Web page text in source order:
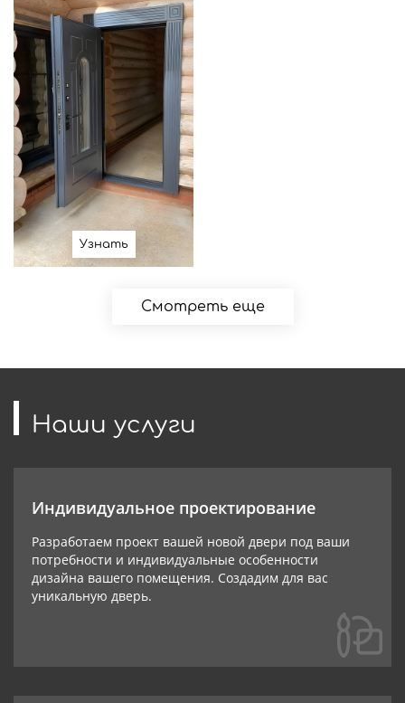
Узнать
Смотреть еще
Наши услуги
Индивидуальное проектирование
Разработаем проект вашей новой двери под ваши
потребности и индивидуальные особенности
дизайна вашего помещения. Создадим для вас
уникальную дверь.